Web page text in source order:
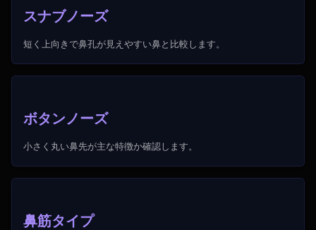
スナブノーズ
短く上向きで鼻孔が見えやすい鼻と比較します。
ボタンノーズ
小さく丸い鼻先が主な特徴か確認します。
鼻筋タイプ